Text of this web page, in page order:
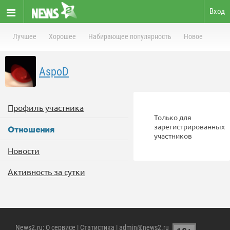
Вход
Лучшее Хорошее Набирающее популярность Новое
AspoD
Профиль участника
Отношения
Новости
Активность за сутки
Только для
зарегистрированных
участников
News2.ru: О сервисе | Статистика | admin@news2.ru